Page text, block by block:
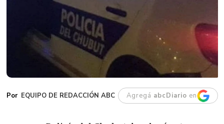
EQUIPO DE REDACCIÓN ABC Agregá abcDiario en